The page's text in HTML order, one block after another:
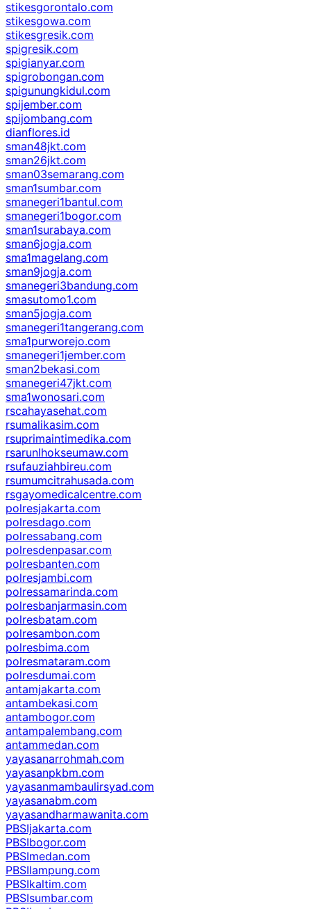
stikesgorontalo.com
stikesgowa.com
stikesgresik.com
spigresik.com
spigianyar.com
spigrobongan.com
spigunungkidul.com
spijember.com
spijombang.com
dianflores.id
sman48jkt.com
sman26jkt.com
sman03semarang.com
sman1sumbar.com
smanegeri1bantul.com
smanegeri1bogor.com
sman1surabaya.com
sman6jogja.com
sma1magelang.com
sman9jogja.com
smanegeri3bandung.com
smasutomo1.com
sman5jogja.com
smanegeri1tangerang.com
sma1purworejo.com
smanegeri1jember.com
sman2bekasi.com
smanegeri47jkt.com
sma1wonosari.com
rscahayasehat.com
rsumalikasim.com
rsuprimaintimedika.com
rsarunlhokseumaw.com
rsufauziahbireu.com
rsumumcitrahusada.com
rsgayomedicalcentre.com
polresjakarta.com
polresdago.com
polressabang.com
polresdenpasar.com
polresbanten.com
polresjambi.com
polressamarinda.com
polresbanjarmasin.com
polresbatam.com
polresambon.com
polresbima.com
polresmataram.com
polresdumai.com
antamjakarta.com
antambekasi.com
antambogor.com
antampalembang.com
antammedan.com
yayasanarrohmah.com
yayasanpkbm.com
yayasanmambaulirsyad.com
yayasanabm.com
yayasandharmawanita.com
PBSIjakarta.com
PBSIbogor.com
PBSImedan.com
PBSIlampung.com
PBSIkaltim.com
PBSIsumbar.com